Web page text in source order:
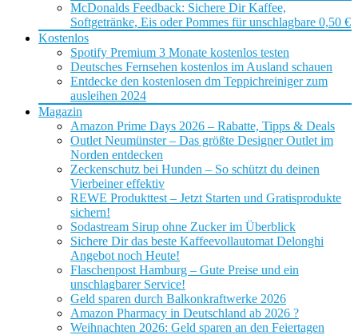
McDonalds Feedback: Sichere Dir Kaffee,
Softgetränke, Eis oder Pommes für unschlagbare 0,50 €
Kostenlos
Spotify Premium 3 Monate kostenlos testen
Deutsches Fernsehen kostenlos im Ausland schauen
Entdecke den kostenlosen dm Teppichreiniger zum
ausleihen 2024
Magazin
Amazon Prime Days 2026 – Rabatte, Tipps & Deals
Outlet Neumünster – Das größte Designer Outlet im
Norden entdecken
Zeckenschutz bei Hunden – So schützt du deinen
Vierbeiner effektiv
REWE Produkttest – Jetzt Starten und Gratisprodukte
sichern!
Sodastream Sirup ohne Zucker im Überblick
Sichere Dir das beste Kaffeevollautomat Delonghi
Angebot noch Heute!
Flaschenpost Hamburg – Gute Preise und ein
unschlagbarer Service!
Geld sparen durch Balkonkraftwerke 2026
Amazon Pharmacy in Deutschland ab 2026 ?
Weihnachten 2026: Geld sparen an den Feiertagen